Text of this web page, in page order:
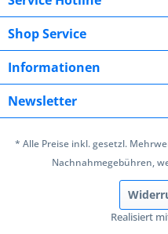
Shop Service
Informationen
Newsletter
* Alle Preise inkl. gesetzl.
Nachnahmegebühren,
Realisiert